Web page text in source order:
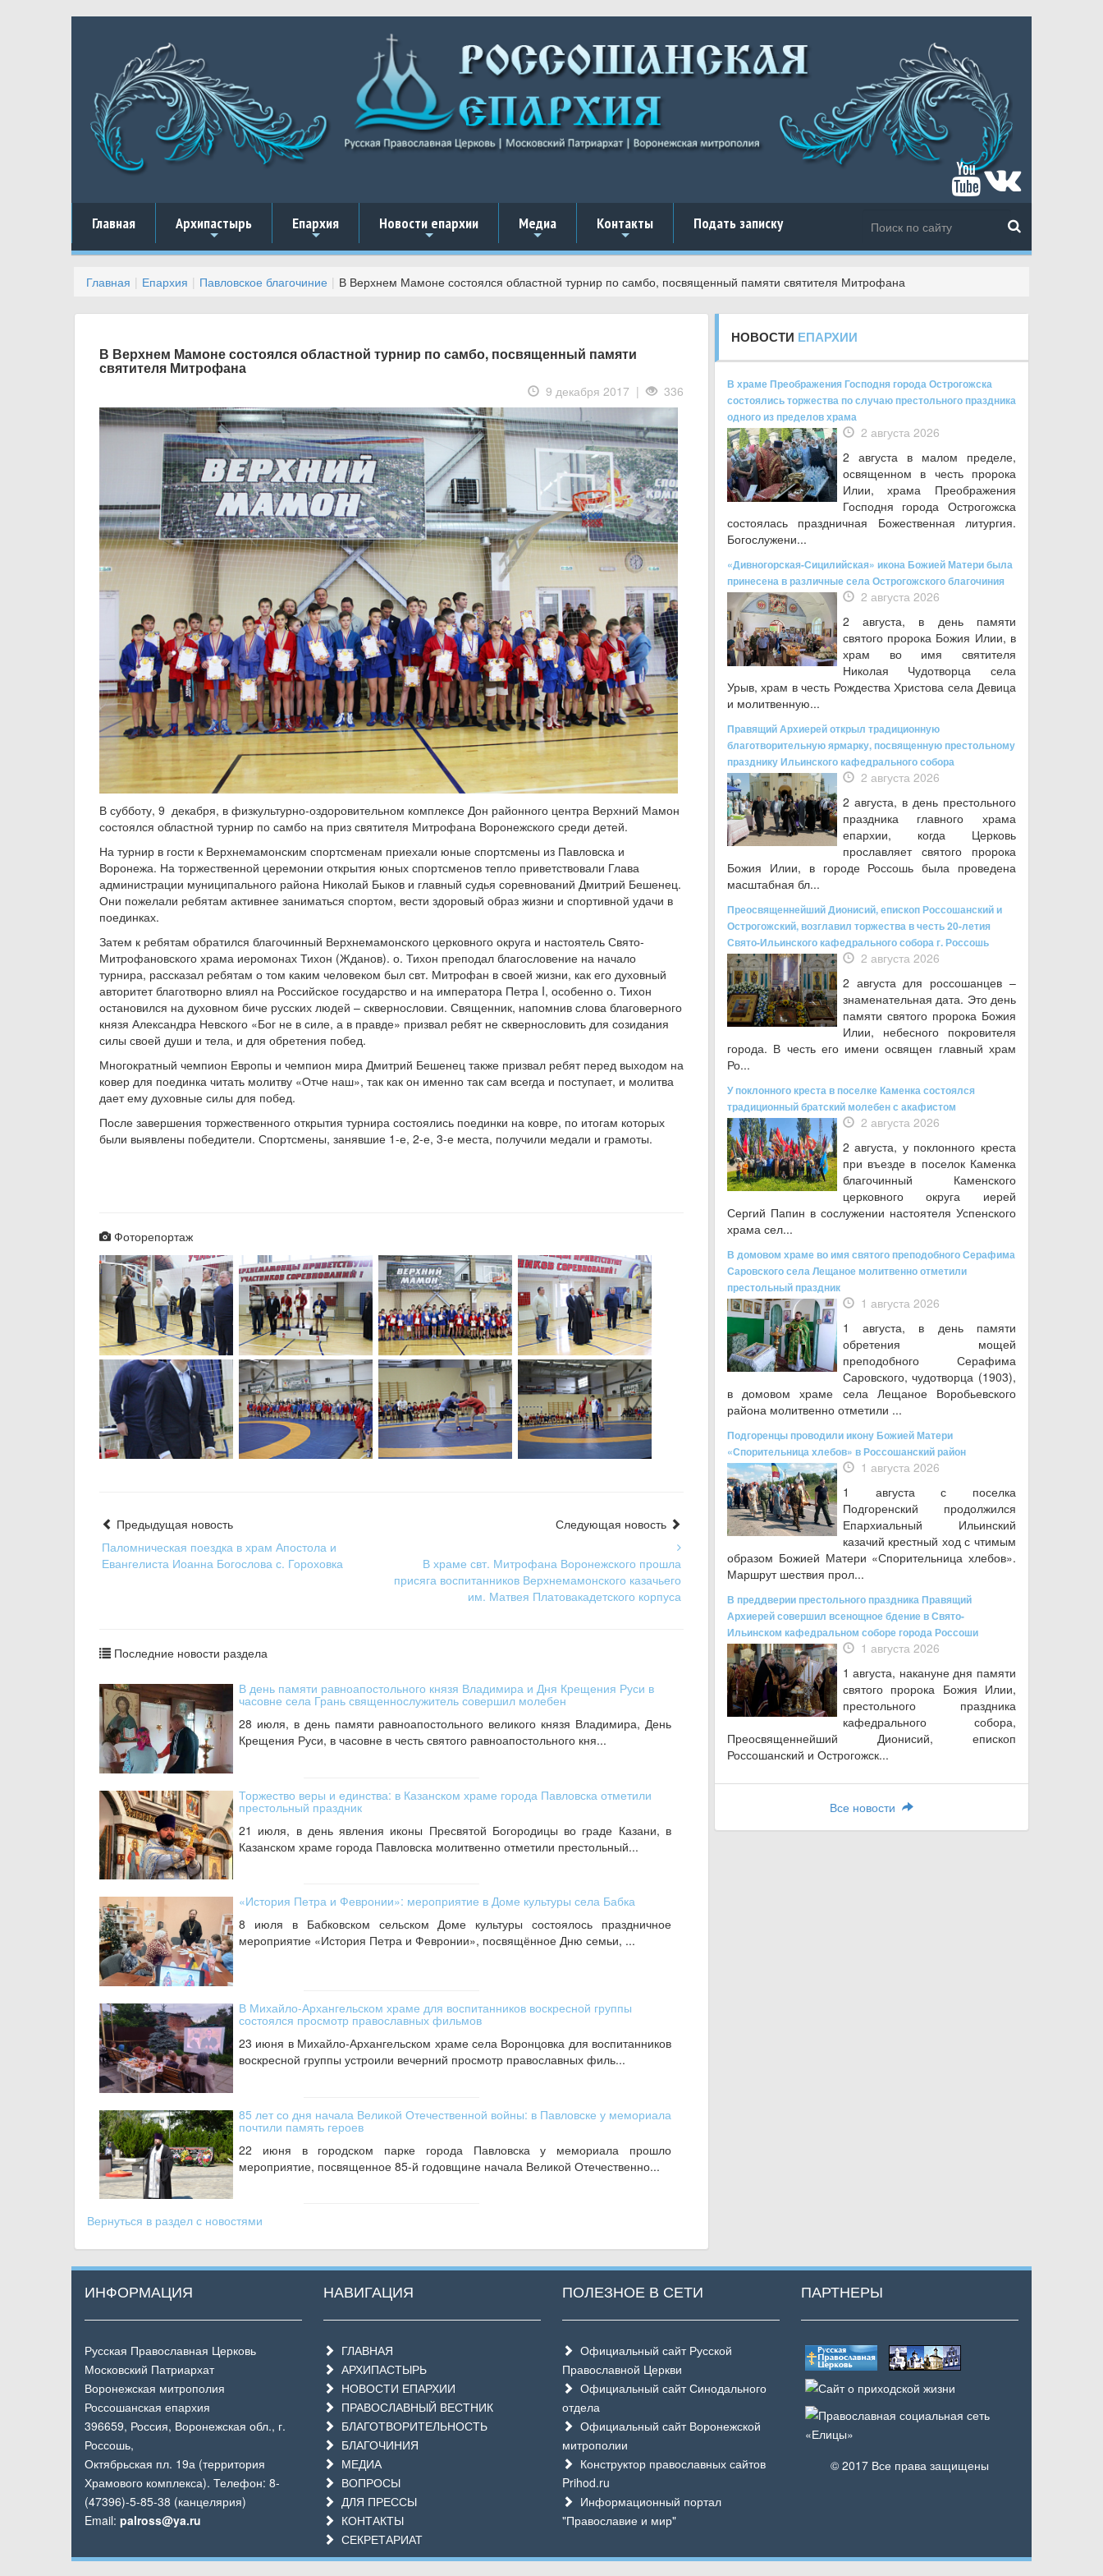
Главная
+
Архипастырь
+
Епархия
+
Новости епархии
+
Медиа
+
Контакты Подать записку
Главная Епархия Павловское благочиние В Верхнем Мамоне состоялся областной турнир по самбо, посвященный памяти святителя Митрофана
В Верхнем Мамоне состоялся областной турнир по самбо, посвященный памяти
святителя Митрофана
9 декабря 2017 | 336
В субботу, 9 декабря, в физкультурно-оздоровительном комплексе Дон районного центра Верхний Мамон
состоялся областной турнир по самбо на приз святителя Митрофана Воронежского среди детей.
На турнир в гости к Верхнемамонским спортсменам приехали юные спортсмены из Павловска и
Воронежа. На торжественной церемонии открытия юных спортсменов тепло приветствовали Глава
администрации муниципального района Николай Быков и главный судья соревнований Дмитрий Бешенец.
Они пожелали ребятам активнее заниматься спортом, вести здоровый образ жизни и спортивной удачи в
поединках.
Затем к ребятам обратился благочинный Верхнемамонского церковного округа и настоятель Свято-
Митрофановского храма иеромонах Тихон (Жданов). о. Тихон преподал благословение на начало
турнира, рассказал ребятам о том каким человеком был свт. Митрофан в своей жизни, как его духовный
авторитет благотворно влиял на Российское государство и на императора Петра I, особенно о. Тихон
остановился на духовном биче русских людей – сквернословии. Священник, напомнив слова благоверного
князя Александра Невского «Бог не в силе, а в правде» призвал ребят не сквернословить для созидания
силы своей души и тела, и для обретения побед.
Многократный чемпион Европы и чемпион мира Дмитрий Бешенец также призвал ребят перед выходом на
ковер для поединка читать молитву «Отче наш», так как он именно так сам всегда и поступает, и молитва
дает ему духовные силы для побед.
После завершения торжественного открытия турнира состоялись поединки на ковре, по итогам которых
были выявлены победители. Спортсмены, занявшие 1-е, 2-е, 3-е места, получили медали и грамоты.
Фоторепортаж
Предыдущая новость
Паломническая поездка в храм Апостола и
Евангелиста Иоанна Богослова с. Гороховка
Следующая новость
В храме свт. Митрофана Воронежского прошла
присяга воспитанников Верхнемамонского казачьего
им. Матвея Платовакадетского корпуса
Последние новости раздела
В день памяти равноапостольного князя Владимира и Дня Крещения Руси в
часовне села Грань священнослужитель совершил молебен
28 июля, в день памяти равноапостольного великого князя Владимира, День
Крещения Руси, в часовне в честь святого равноапостольного кня...
Торжество веры и единства: в Казанском храме города Павловска отметили
престольный праздник
21 июля, в день явления иконы Пресвятой Богородицы во граде Казани, в
Казанском храме города Павловска молитвенно отметили престольный...
«История Петра и Февронии»: мероприятие в Доме культуры села Бабка
8 июля в Бабковском сельском Доме культуры состоялось праздничное
мероприятие «История Петра и Февронии», посвящённое Дню семьи, ...
В Михайло‑Архангельском храме для воспитанников воскресной группы
состоялся просмотр православных фильмов
23 июня в Михайло-Архангельском храме села Воронцовка для воспитанников
воскресной группы устроили вечерний просмотр православных филь...
85 лет со дня начала Великой Отечественной войны: в Павловске у мемориала
почтили память героев
22 июня в городском парке города Павловска у мемориала прошло
мероприятие, посвященное 85‑й годовщине начала Великой Отечественно...
Вернуться в раздел с новостями
НОВОСТИ ЕПАРХИИ
В храме Преображения Господня города Острогожска
состоялись торжества по случаю престольного праздника
одного из пределов храма
2 августа 2026
2 августа в малом пределе,
освященном в честь пророка
Илии, храма Преображения
Господня города Острогожска
состоялась праздничная Божественная литургия.
Богослужени...
«Дивногорская-Сицилийская» икона Божией Матери была
принесена в различные села Острогожского благочиния
2 августа 2026
2 августа, в день памяти
святого пророка Божия Илии, в
храм во имя святителя
Николая Чудотворца села
Урыв, храм в честь Рождества Христова села Девица
и молитвенную...
Правящий Архиерей открыл традиционную
благотворительную ярмарку, посвященную престольному
празднику Ильинского кафедрального собора
2 августа 2026
2 августа, в день престольного
праздника главного храма
епархии, когда Церковь
прославляет святого пророка
Божия Илии, в городе Россошь была проведена
масштабная бл...
Преосвященнейший Дионисий, епископ Россошанский и
Острогожский, возглавил торжества в честь 20-летия
Свято-Ильинского кафедрального собора г. Россошь
2 августа 2026
2 августа для россошанцев –
знаменательная дата. Это день
памяти святого пророка Божия
Илии, небесного покровителя
города. В честь его имени освящен главный храм
Ро...
У поклонного креста в поселке Каменка состоялся
традиционный братский молебен с акафистом
2 августа 2026
2 августа, у поклонного креста
при въезде в поселок Каменка
благочинный Каменского
церковного округа иерей
Сергий Папин в сослужении настоятеля Успенского
храма сел...
В домовом храме во имя святого преподобного Серафима
Саровского села Лещаное молитвенно отметили
престольный праздник
1 августа 2026
1 августа, в день памяти
обретения мощей
преподобного Серафима
Саровского, чудотворца (1903),
в домовом храме села Лещаное Воробьевского
района молитвенно отметили ...
Подгоренцы проводили икону Божией Матери
«Спорительница хлебов» в Россошанский район
1 августа 2026
1 августа с поселка
Подгоренский продолжился
Епархиальный Ильинский
казачий крестный ход с чтимым
образом Божией Матери «Спорительница хлебов».
Маршрут шествия прол...
В преддверии престольного праздника Правящий
Архиерей совершил всенощное бдение в Свято-
Ильинском кафедральном соборе города Россоши
1 августа 2026
1 августа, накануне дня памяти
святого пророка Божия Илии,
престольного праздника
кафедрального собора,
Преосвященнейший Дионисий, епископ
Россошанский и Острогожск...
Все новости
ИНФОРМАЦИЯ
Русская Православная Церковь
Московский Патриархат
Воронежская митрополия
Россошанская епархия
396659, Россия, Воронежская обл., г.
Россошь,
Октябрьская пл. 19а (территория
Храмового комплекса). Телефон: 8-
(47396)-5-85-38 (канцелярия)
Email: palross@ya.ru
НАВИГАЦИЯ
ГЛАВНАЯ
АРХИПАСТЫРЬ
НОВОСТИ ЕПАРХИИ
ПРАВОСЛАВНЫЙ ВЕСТНИК
БЛАГОТВОРИТЕЛЬНОСТЬ
БЛАГОЧИНИЯ
МЕДИА
ВОПРОСЫ
ДЛЯ ПРЕССЫ
КОНТАКТЫ
СЕКРЕТАРИАТ
ПОЛЕЗНОЕ В СЕТИ
Официальный сайт Русской
Православной Церкви
Официальный сайт Синодального
отдела
Официальный сайт Воронежской
митрополии
Конструктор православных сайтов
Prihod.ru
Информационный портал
"Православие и мир"
ПАРТНЕРЫ
© 2017 Все права защищены